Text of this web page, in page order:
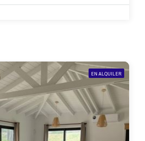
EN ALQUILER